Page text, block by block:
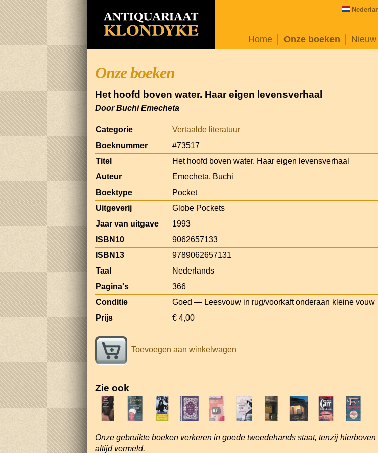
Home Onze boeken Nieuw
Onze boeken
Het hoofd boven water. Haar eigen levensverhaal
Door Buchi Emecheta
Categorie
Vertaalde literatuur
Boeknummer
#73517
Titel
Het hoofd boven water. Haar eigen levensverhaal
Auteur
Emecheta, Buchi
Boektype
Pocket
Uitgeverij
Globe Pockets
Jaar van uitgave
1993
ISBN10
9062657133
ISBN13
9789062657131
Taal
Nederlands
Pagina's
366
Conditie
Goed — Leesvouw in rug/voorkaft onderaan kleine vouw
Prijs
€ 4,00
Toevoegen aan winkelwagen
Zie ook
Onze gebruikte boeken verkeren in goede tweedehands staat, tenzij
altijd vermeld.